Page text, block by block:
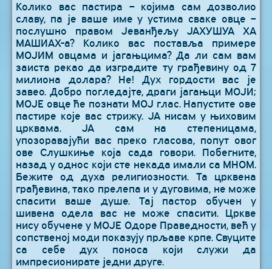
Колико вас пастира – којима сам дозволио
славу, па је ваше име у устима сваке овце –
послушно правом Јеванђељу ЈАХУШУА ХА
МАШИАХ-а? Колико вас поставља примере
МОЈИМ овцама и јагањцима? Да ли сам вам
заиста рекао да изградите ту грађевину од 7
милиона долара? Не! Дух гордости вас је
завео. Добро погледајте, драги јагањци МОЈИ;
МОЈЕ овце ће познати МОЈ глас. Напустите ове
пастире које вас стрижу. ЈА нисам у њиховим
црквама. ЈА сам на степеницама,
упозоравајући вас преко гласова, попут овог
ове Слушкиње која сада говори. Побегните,
назад у однос који сте некада имали са МНОМ.
Бежите од духа религиозности. Та црквена
грађевина, тако прелепа и у дуговима, не може
спасити ваше душе. Тај пастор обучен у
шивена одела вас не може спасити. Цркве
нису обучене у МОЈЕ Одоре Праведности, већ у
сопственој моди показују прљаве крпе. Свуците
са себе дух поноса који служи да
импресионирате једни друге.